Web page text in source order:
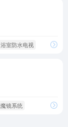
室防水电视
镜系统